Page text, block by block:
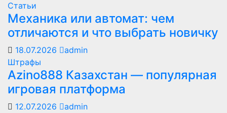
Статьи
Механика или автомат: чем
отличаются и что выбрать новичку
18.07.2026
admin
Штрафы
Azino888 Казахстан — популярная
игровая платформа
12.07.2026
admin